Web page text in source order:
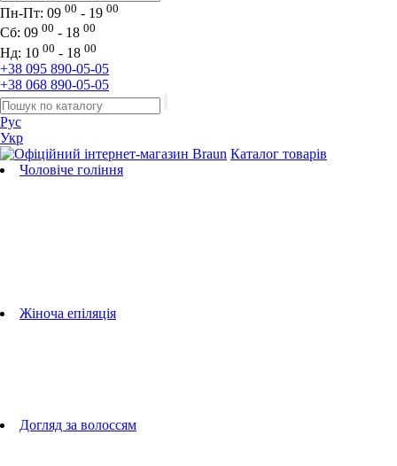
Пн-Пт: 09 00 - 19 00
Сб: 09 00 - 18 00
Нд: 10 00 - 18 00
+38 095 890-05-05
+38 068 890-05-05
Рус
Укр
Каталог товарів
Чоловіче гоління
Жіноча епіляція
Догляд за волоссям